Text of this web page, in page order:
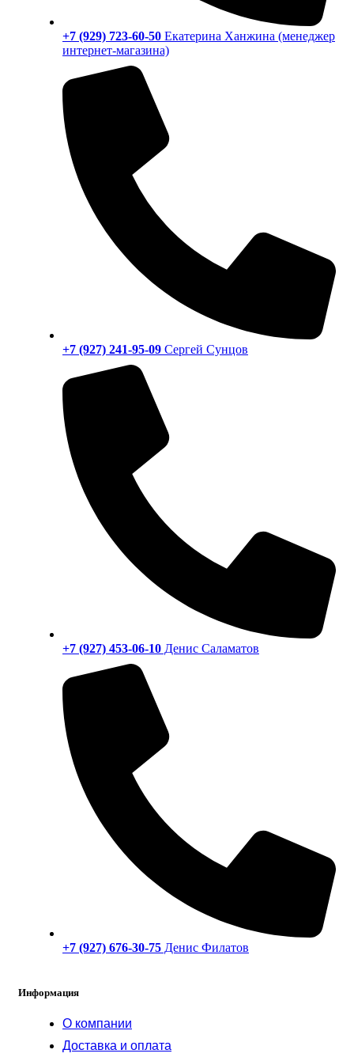
+7 (929) 723-60-50 Екатерина Ханжина (менеджер
интернет-магазина)
+7 (927) 241-95-09 Сергей Сунцов
+7 (927) 453-06-10 Денис Саламатов
+7 (927) 676-30-75 Денис Филатов
Информация
О компании
Доставка и оплата